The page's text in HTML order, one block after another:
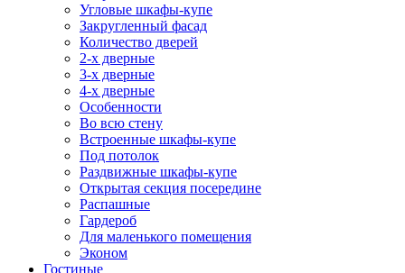
Угловые шкафы-купе
Закругленный фасад
Количество дверей
2-х дверные
3-х дверные
4-х дверные
Особенности
Во всю стену
Встроенные шкафы-купе
Под потолок
Раздвижные шкафы-купе
Открытая секция посередине
Распашные
Гардероб
Для маленького помещения
Эконом
Гостиные